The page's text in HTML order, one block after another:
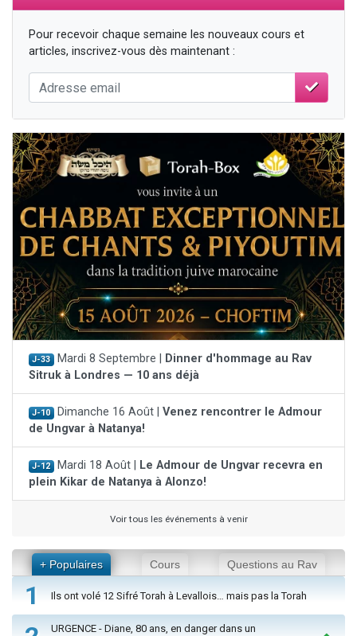
Pour recevoir chaque semaine les nouveaux cours et
articles, inscrivez-vous dès maintenant :
J-33 Mardi 8 Septembre |
Dinner d'hommage au Rav
Sitruk à Londres — 10 ans déjà
J-10 Dimanche 16 Août | Venez rencontrer le Admour
de Ungvar à Natanya!
J-12 Mardi 18 Août |
Le Admour de Ungvar recevra en
plein Kikar de Natanya à Alonzo!
Voir tous les événements à venir
+ Populaires Cours Questions au Rav
1 Ils ont volé 12 Sifré Torah à Levallois… mais pas la Torah
URGENCE - Diane, 80 ans, en danger dans un